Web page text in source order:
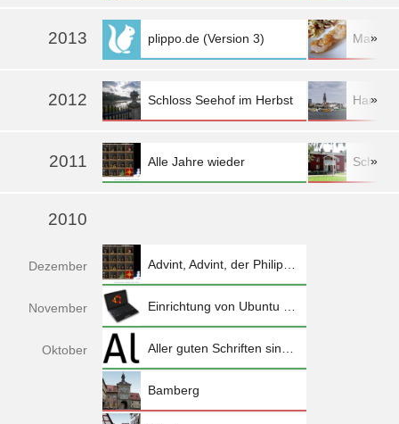
2013 plippo.de (Version 3) Mahlzeit
mehr »
»
2012 Schloss Seehof im Herbst
mehr »
»
2011 Alle Jahre wieder »
2010
Dezember Advint, Advint, der Philipp spinnt
November Einrichtung von Ubuntu 10.10 auf dem Eee PC 1005HA
Oktober Aller guten Schriften sind weiterhin frei
Bamberg